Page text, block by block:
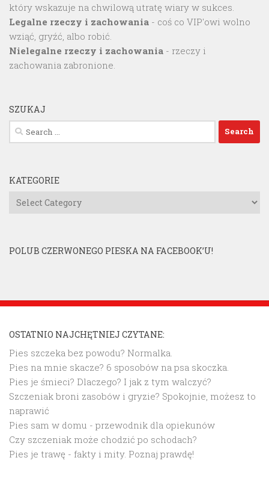
który wskazuje na chwilową utratę wiary w sukces.
Legalne rzeczy i zachowania - coś co VIP'owi wolno
wziąć, gryźć, albo robić.
Nielegalne rzeczy i zachowania - rzeczy i
zachowania zabronione.
SZUKAJ
Search
for:
KATEGORIE
Kategorie
POLUB CZERWONEGO PIESKA NA FACEBOOK’U!
OSTATNIO NAJCHĘTNIEJ CZYTANE:
Pies szczeka bez powodu? Normalka.
Pies na mnie skacze? 6 sposobów na psa skoczka.
Pies je śmieci? Dlaczego? I jak z tym walczyć?
Szczeniak broni zasobów i gryzie? Spokojnie, możesz to
naprawić
Pies sam w domu - przewodnik dla opiekunów
Czy szczeniak może chodzić po schodach?
Pies je trawę - fakty i mity. Poznaj prawdę!